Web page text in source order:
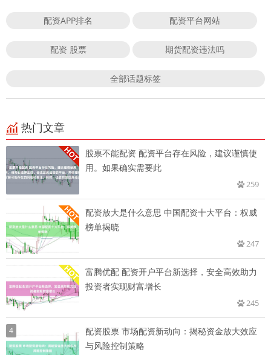
配资APP排名 配资平台网站
配资 股票 期货配资违法吗
全部话题标签
热门文章
股票不能配资 配资平台存在风险，建议谨慎使
用。如果确实需要此
259
配资放大是什么意思 中国配资十大平台：权威
榜单揭晓
247
富腾优配 配资开户平台新选择，安全高效助力
投资者实现财富增长
245
4
配资股票 市场配资新动向：揭秘资金放大效应
与风险控制策略